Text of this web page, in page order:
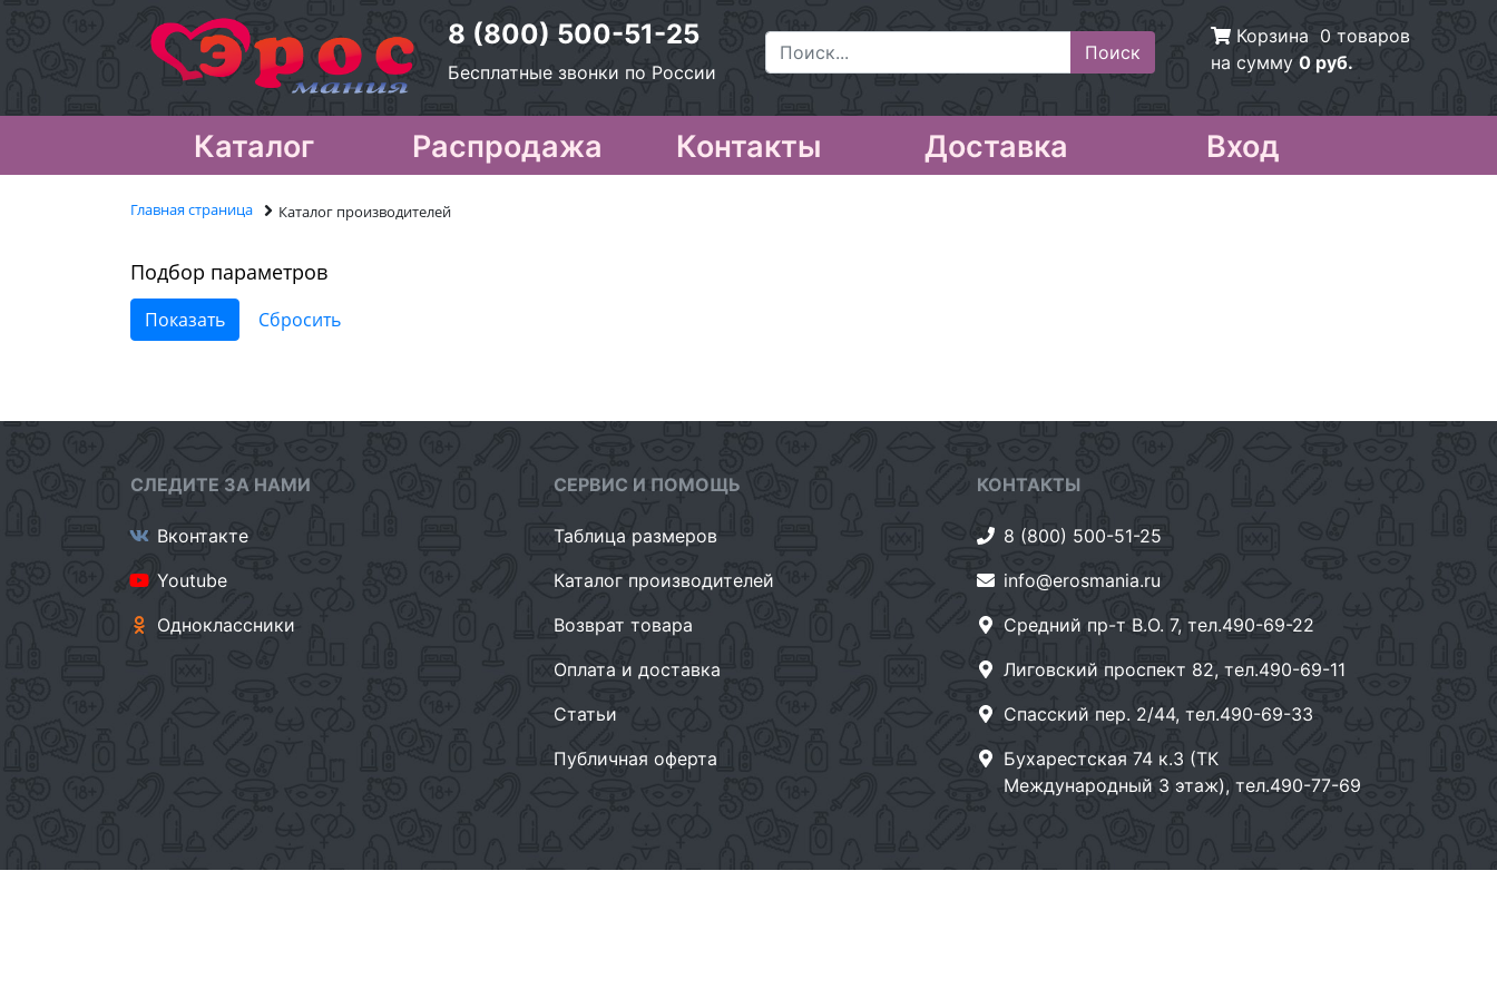
8 (800) 500-51-25
Бесплатные звонки по России
Корзина 0 товаров
на сумму 0 руб.
Каталог Распродажа Контакты Доставка Вход
Главная страница Каталог производителей
Подбор параметров
СЛЕДИТЕ ЗА НАМИ
Вконтакте
Youtube
Одноклассники
СЕРВИС И ПОМОЩЬ
Таблица размеров
Каталог производителей
Возврат товара
Оплата и доставка
Статьи
Публичная оферта
КОНТАКТЫ
8 (800) 500-51-25
info@erosmania.ru
Средний пр-т В.О. 7, тел.490-69-22
Лиговский проспект 82, тел.490-69-11
Спасский пер. 2/44, тел.490-69-33
Бухарестская 74 к.3 (ТК
Международный 3 этаж), тел.490-77-69